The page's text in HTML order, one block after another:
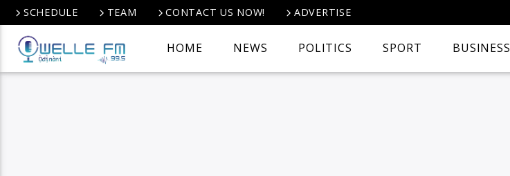
SCHEDULE TEAM CONTACT US NOW! ADVERTISE
HOME NEWS POLITICS SPORT BUSINESS